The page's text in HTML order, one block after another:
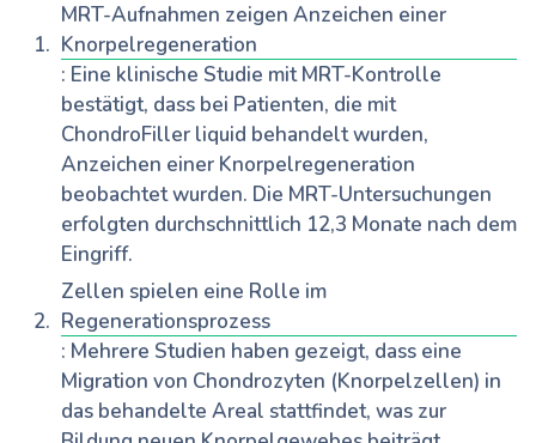
MRT-Aufnahmen zeigen Anzeichen einer
Knorpelregeneration
: Eine klinische Studie mit MRT-Kontrolle
bestätigt, dass bei Patienten, die mit
ChondroFiller liquid behandelt wurden,
Anzeichen einer Knorpelregeneration
beobachtet wurden. Die MRT-Untersuchungen
erfolgten durchschnittlich 12,3 Monate nach dem
Eingriff.
Zellen spielen eine Rolle im
Regenerationsprozess
: Mehrere Studien haben gezeigt, dass eine
Migration von Chondrozyten (Knorpelzellen) in
das behandelte Areal stattfindet, was zur